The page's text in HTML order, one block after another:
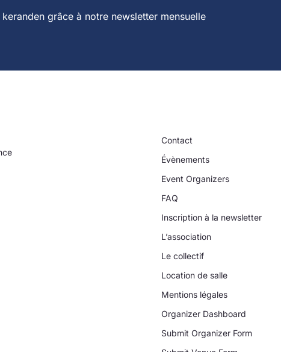
grâce à notre newsletter mensuelle
Contact
Évènements
Event Organizers
FAQ
Inscription à la newsletter
L’association
Le collectif
Location de salle
Mentions légales
Organizer Dashboard
Submit Organizer Form